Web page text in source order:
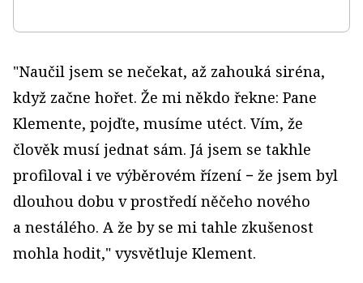
"Naučil jsem se nečekat, až zahouká siréna,
když začne hořet. Že mi někdo řekne: Pane
Klemente, pojďte, musíme utéct. Vím, že
člověk musí jednat sám. Já jsem se takhle
profiloval i ve výběrovém řízení − že jsem byl
dlouhou dobu v prostředí něčeho nového
a nestálého. A že by se mi tahle zkušenost
mohla hodit," vysvětluje Klement.